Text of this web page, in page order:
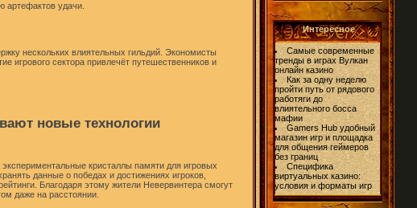
артефактов удачи.
нескольких влиятельных гильдий. Экономисты
игрового сектора привлечёт путешественников и
новые технологии
кристаллы памяти для игровых
данные о победах и достижениях игроков,
Благодаря этому жители Невервинтера смогут
даже на расстоянии.
Интересное
Самые современные
тренды в играх Вулкан
онлайн казино
Как за одну неделю
пройти путь от рядового
работяги до
влиятельного босса
мафии
Gamers Hub удобный
магазин игр и площадка
для общения геймеров
без границ
Специфика
виртуальных казино:
условия и форматы игр